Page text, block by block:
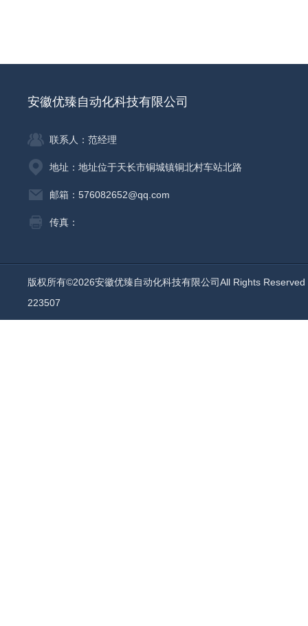
安徽优臻自动化科技有限公司
联系人：范经理
地址：地址位于天长市铜城镇铜北村车站北路
邮箱：576082652@qq.com
传真：
版权所有©2026安徽优臻自动化科技有限公司All Rights
223507